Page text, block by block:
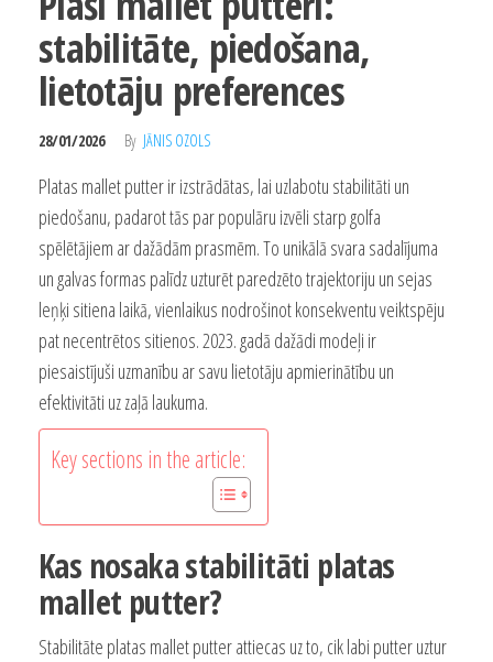
stabilitāte, piedošana,
lietotāju preferences
28/01/2026 By JĀNIS OZOLS
Platas mallet putter ir izstrādātas, lai uzlabotu stabilitāti un
piedošanu, padarot tās par populāru izvēli starp golfa
spēlētājiem ar dažādām prasmēm. To unikālā svara sadalījuma
un galvas formas palīdz uzturēt paredzēto trajektoriju un sejas
leņķi sitiena laikā, vienlaikus nodrošinot konsekventu veiktspēju
pat necentrētos sitienos. 2023. gadā dažādi modeļi ir
piesaistījuši uzmanību ar savu lietotāju apmierinātību un
efektivitāti uz zaļā laukuma.
Key sections in the article:
Kas nosaka stabilitāti platas
mallet putter?
Stabilitāte platas mallet putter attiecas uz to, cik labi putter uztur